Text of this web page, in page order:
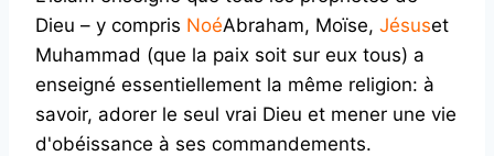
Dieu – y compris NoéAbraham, Moïse, Jésuset
Muhammad (que la paix soit sur eux tous) a
enseigné essentiellement la même religion: à
savoir, adorer le seul vrai Dieu et mener une vie
d'obéissance à ses commandements.